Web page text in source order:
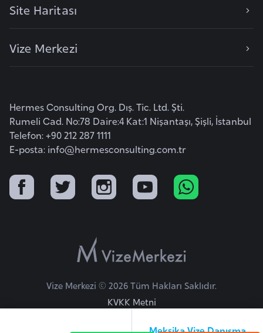
Meksika Vize Danışma
Site Haritası
Vize Merkezi
Hermes Consulting Org. Dış. Tic. Ltd. Şti.
Rumeli Cad. No:78 Daire:4 Kat:1 Nişantaşı, Şişli, İstanbul
Telefon: +90 212 287 1111
E-posta: info@hermesconsulting.com.tr
Vize Merkezi © 2026 Tüm Hakları Saklıdır.
KVKK Metni
n
i
y
o
p
a
i